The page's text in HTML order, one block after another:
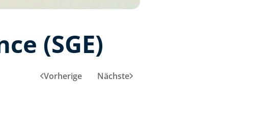
(SGE)
Vorherige Nächste